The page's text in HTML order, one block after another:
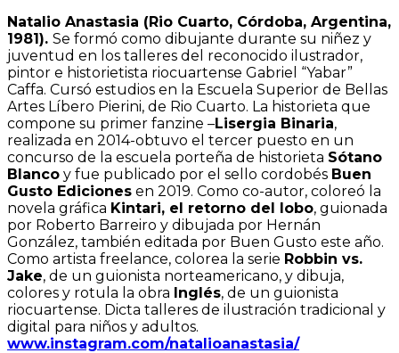
Natalio Anastasia (Rio Cuarto, Córdoba, Argentina,
1981). Se formó como dibujante durante su niñez y
juventud en los talleres del reconocido ilustrador,
pintor e historietista riocuartense Gabriel “Yabar”
Caffa. Cursó estudios en la Escuela Superior de Bellas
Artes Líbero Pierini, de Rio Cuarto. La historieta que
compone su primer fanzine –Lisergia Binaria,
realizada en 2014-obtuvo el tercer puesto en un
concurso de la escuela porteña de historieta Sótano
Blanco y fue publicado por el sello cordobés Buen
Gusto Ediciones en 2019. Como co-autor, coloreó la
novela gráfica Kintari, el retorno del lobo, guionada
por Roberto Barreiro y dibujada por Hernán
González, también editada por Buen Gusto este año.
Como artista freelance, colorea la serie Robbin vs.
Jake, de un guionista norteamericano, y dibuja,
colores y rotula la obra Inglés, de un guionista
riocuartense. Dicta talleres de ilustración tradicional y
digital para niños y adultos.
www.instagram.com/natalioanastasia/